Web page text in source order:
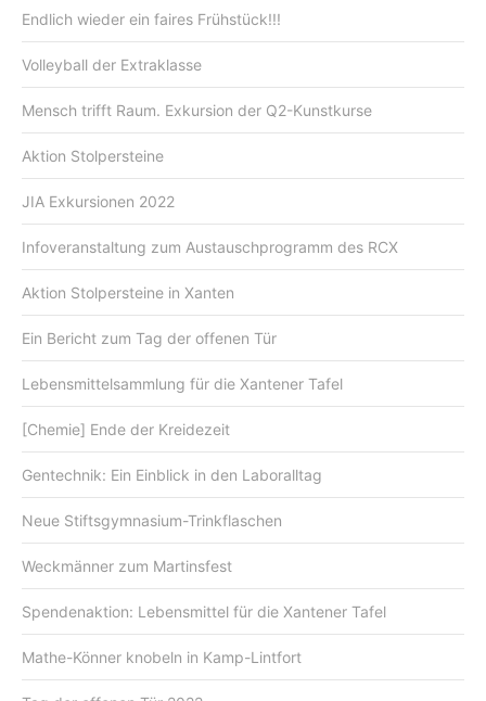
Endlich wieder ein faires Frühstück!!!
Volleyball der Extraklasse
Mensch trifft Raum. Exkursion der Q2-Kunstkurse
Aktion Stolpersteine
JIA Exkursionen 2022
Infoveranstaltung zum Austauschprogramm des RCX
Aktion Stolpersteine in Xanten
Ein Bericht zum Tag der offenen Tür
Lebensmittelsammlung für die Xantener Tafel
[Chemie] Ende der Kreidezeit
Gentechnik: Ein Einblick in den Laboralltag
Neue Stiftsgymnasium-Trinkflaschen
Weckmänner zum Martinsfest
Spendenaktion: Lebensmittel für die Xantener Tafel
Mathe-Könner knobeln in Kamp-Lintfort